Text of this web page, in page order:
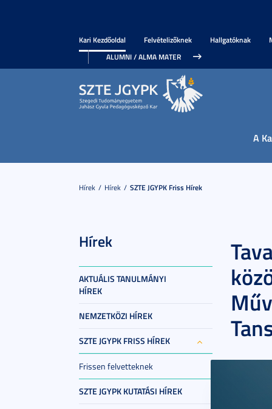
Kari Kezdőoldal Felvételizőknek Hallgatóknak
ALUMNI / ALMA MATER
A
Hírek Hírek SZTE JGYPK Friss Hírek
Hírek
AKTUÁLIS TANULMÁNYI
HÍREK
NEMZETKÖZI HÍREK
SZTE JGYPK FRISS HÍREK
Frissen felvetteknek
SZTE JGYPK KUTATÁSI HÍREK